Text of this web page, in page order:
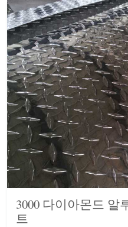
3000 다이아몬드 알
트